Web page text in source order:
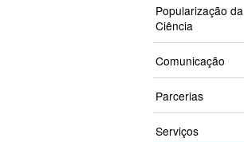
Popularização da
Ciência
Comunicação
Parcerias
Serviços